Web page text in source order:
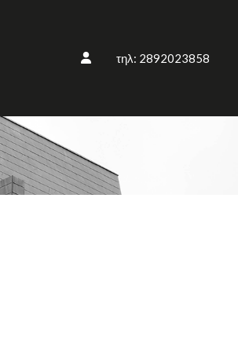
τηλ: 2892023858